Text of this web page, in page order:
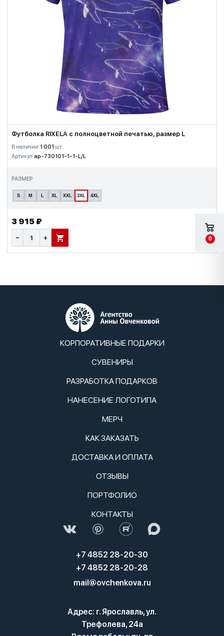
Футболка RIXELA с полноцветной печатью, размер L
В наличии:1 001 шт.
Артикул:ap-730101-1-1-L/L
РАЗМЕР
S M L XL XXL 3XL 4XL
3 915 ₽
− + В КОРЗИНУ
КОРПОРАТИВНЫЕ ПОДАРКИ
СУВЕНИРЫ
РАЗРАБОТКА ПОДАРКОВ
НАНЕСЕНИЕ ЛОГОТИПА
МЕРЧ
КАК ЗАКАЗАТЬ
ДОСТАВКА И ОПЛАТА
ОТЗЫВЫ
ПОРТФОЛИО
КОНТАКТЫ
+7 4852 28-20-30
+7 4852 28-20-28
mail@ovchenkova.ru
Адрес: г. Ярославль, ул.
Трефолева, 24а
0